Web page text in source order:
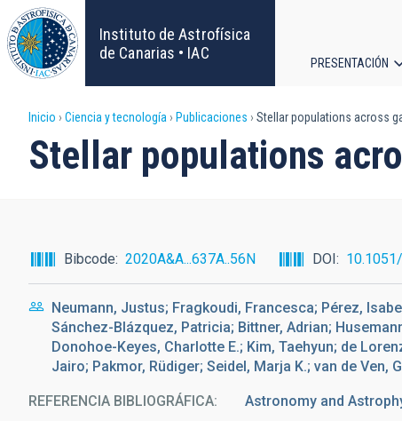
Pasar
al
contenido
principal
Instituto de Astrofísica
de Canarias • IAC
principal
PRESENTACIÓN
Sobrescribir
enlaces
ayuda
a
navegación
Inicio Ciencia y tecnología Publicaciones Stellar populations across
Stellar populations
Bibcode 2020A&A...637A..56N DOI
Neumann, Justus; Fragkoudi, Francesca; Pérez,
Sánchez-Blázquez, Patricia; Bittner, Adrian;
Donohoe-Keyes, Charlotte E.; Kim, Taehyun; de
Jairo; Pakmor, Rüdiger; Seidel, Marja K.; van de Ven,
REFERENCIA BIBLIOGRÁFICA Astronomy and